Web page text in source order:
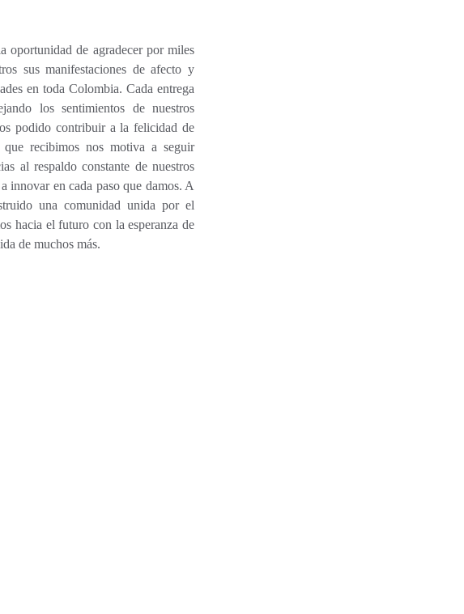
oportunidad de agradecer por miles
sus manifestaciones de afecto y
en toda Colombia. Cada entrega
los sentimientos de nuestros
podido contribuir a la felicidad de
que recibimos nos motiva a seguir
al respaldo constante de nuestros
innovar en cada paso que damos. A
una comunidad unida por el
hacia el futuro con la esperanza de
de muchos más.